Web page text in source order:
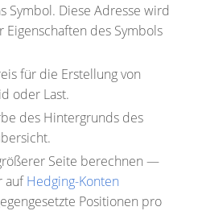
Symbol. Diese Adresse wird
des Symbols
für die Erstellung von
oder Last.
des Hintergrunds des
Seite berechnen —
aufHedging-Konten
Positionen pro